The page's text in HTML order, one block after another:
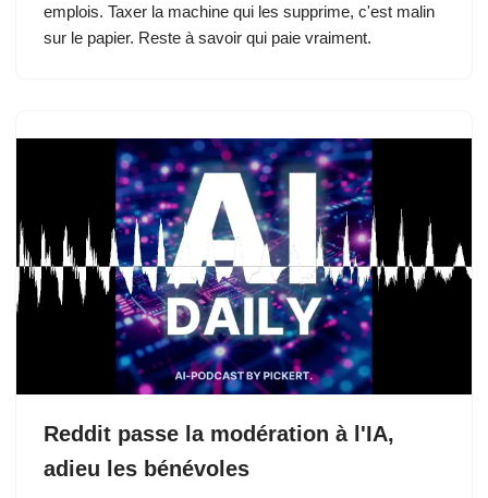
emplois. Taxer la machine qui les supprime, c'est malin
sur le papier. Reste à savoir qui paie vraiment.
Reddit passe la modération à l'IA,
adieu les bénévoles